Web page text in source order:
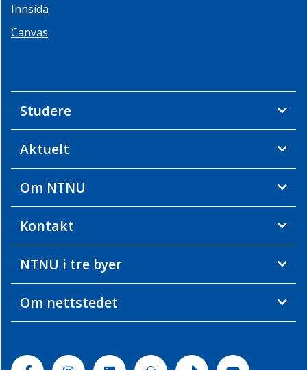
Innsida
Canvas
Studere
Aktuelt
Om NTNU
Kontakt
NTNU i tre byer
Om nettstedet